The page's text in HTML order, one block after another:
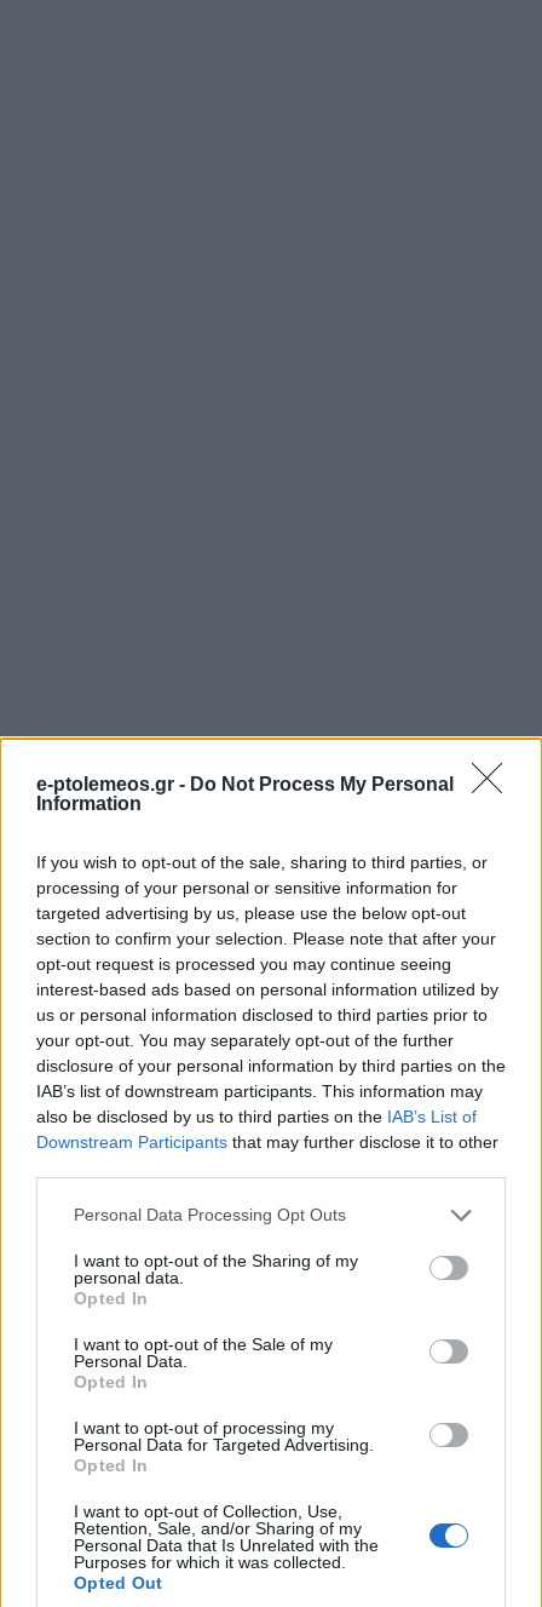
e-ptolemeos.gr - Do Not Process My Personal
Information
If you wish to opt-out of the sale, sharing to third parties, or
processing of your personal or sensitive information for
targeted advertising by us, please use the below opt-out
section to confirm your selection. Please note that after your
opt-out request is processed you may continue seeing
interest-based ads based on personal information utilized by
us or personal information disclosed to third parties prior to
your opt-out. You may separately opt-out of the further
disclosure of your personal information by third parties on the
IAB’s list of downstream participants. This information may
also be disclosed by us to third parties on the IAB’s List of
Downstream Participants that may further disclose it to other
Please note that this website/app uses one or more Google
not limited to your visit or usage behaviour. You may click to
grant or deny consent to Google and its third-party tags to
use your data for below specified purposes in below Google
consent section.
Personal Data Processing Opt Outs
I want to opt-out of the Sharing of my
personal data.
Opted In
I want to opt-out of the Sale of my
Personal Data.
Opted In
I want to opt-out of processing my
Personal Data for Targeted Advertising.
Opted In
I want to opt-out of Collection, Use,
Retention, Sale, and/or Sharing of my
Personal Data that Is Unrelated with the
Purposes for which it was collected.
Opted Out
ΡΕΠΟΡΤΆΖ
Με λαμπρότητα
τελέστηκε ο Μέγας
Πανηγυρικός
Εσπερινός στον Ι. Ν.
Πτολεμαΐδας (βίντεο
-ρεπορτάζ της Κούλας
Πουλασιχίδου)
ΤΟΠΙΚΉ ΕΠΙΚΑΙΡΌΤΗΤΑ
Νωτιαία Μυϊκή
Ατροφία: Στα
χρώματα της
εκστρατείας το
6 Αυγούστου 2026, 10:28
ΤΟΠΙΚΉ ΕΠΙΚΑΙΡΌΤΗΤΑ
H Marseaux Live στα
Γρεβενά την
ΤΟΠΙΚΉ ΕΠΙΚΑΙΡΌΤΗΤΑ
Παρουσίαση του